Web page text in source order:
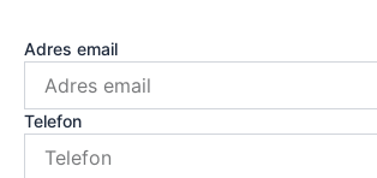
Adres email
Telefon